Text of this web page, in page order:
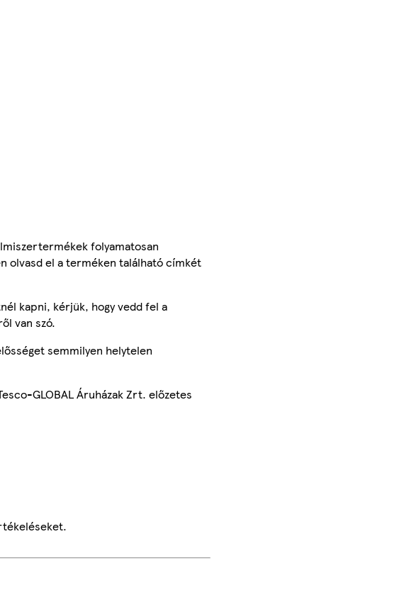
folyamatosan
olvasd el a terméken található címkét
kapni, kérjük, hogy vedd fel a
van szó.
semmilyen helytelen
GLOBAL Áruházak Zrt. előzetes